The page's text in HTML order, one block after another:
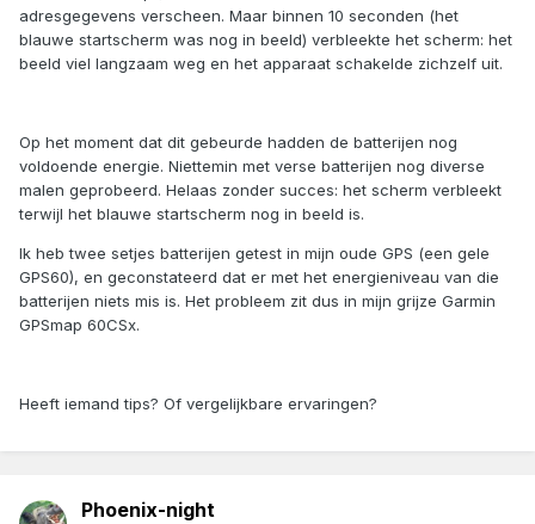
adresgegevens verscheen. Maar binnen 10 seconden (het
blauwe startscherm was nog in beeld) verbleekte het scherm: het
beeld viel langzaam weg en het apparaat schakelde zichzelf uit.
Op het moment dat dit gebeurde hadden de batterijen nog
voldoende energie. Niettemin met verse batterijen nog diverse
malen geprobeerd. Helaas zonder succes: het scherm verbleekt
terwijl het blauwe startscherm nog in beeld is.
Ik heb twee setjes batterijen getest in mijn oude GPS (een gele
GPS60), en geconstateerd dat er met het energieniveau van die
batterijen niets mis is. Het probleem zit dus in mijn grijze Garmin
GPSmap 60CSx.
Heeft iemand tips? Of vergelijkbare ervaringen?
Phoenix-night